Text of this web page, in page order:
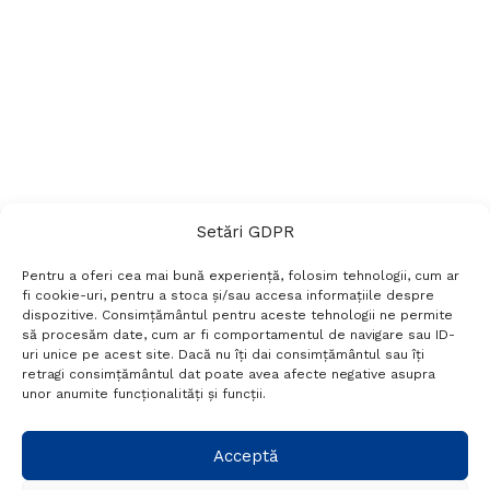
Setări GDPR
Pentru a oferi cea mai bună experiență, folosim tehnologii, cum ar
fi cookie-uri, pentru a stoca și/sau accesa informațiile despre
dispozitive. Consimțământul pentru aceste tehnologii ne permite
să procesăm date, cum ar fi comportamentul de navigare sau ID-
uri unice pe acest site. Dacă nu îți dai consimțământul sau îți
retragi consimțământul dat poate avea afecte negative asupra
unor anumite funcționalități și funcții.
Acceptă
Termeni si conditii
Politică de confidențialitate
Politica cookies
Setări GDPR
+40 788 760 194